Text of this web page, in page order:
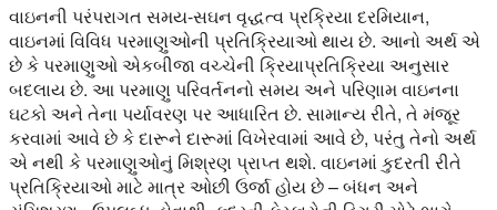
વાઇનની પરંપરાગત સમય-સઘન વૃદ્ધત્વ પ્રક્રિયા દરમિયાન,
વાઇનમાં વિવિધ પરમાણુઓની પ્રતિક્રિયાઓ થાય છે. આનો અર્થ એ
છે કે પરમાણુઓ એકબીજા વચ્ચેની ક્રિયાપ્રતિક્રિયા અનુસાર
બદલાય છે. આ પરમાણુ પરિવર્તનનો સમય અને પરિણામ વાઇનના
ઘટકો અને તેના પર્યાવરણ પર આધારિત છે. સામાન્ય રીતે, તે મંજૂર
કરવામાં આવે છે કે દારૂને દારૂમાં વિખેરવામાં આવે છે, પરંતુ તેનો અર્થ
એ નથી કે પરમાણુઓનું મિશ્રણ પ્રાપ્ત થશે. વાઇનમાં કુદરતી રીતે
પ્રતિક્રિયાઓ માટે માત્ર ઓછી ઉર્જા હોય છે – બંધન અને